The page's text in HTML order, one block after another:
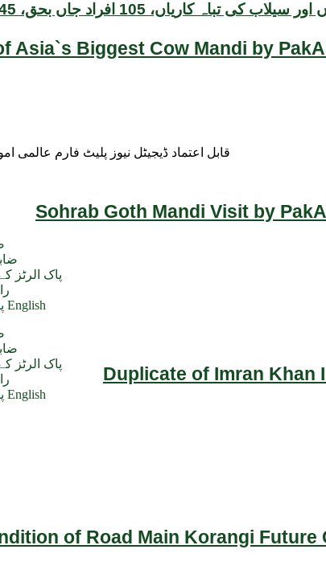
Asia`s Biggest Cow Mandi by
Sohrab Goth Mandi Visit by
Duplicate of Imran Khan
of Road Main Korangi
105 افراد جاں بحق، 145 گھر مکمل تباہ
قابل اعتماد ڈیجیٹل نیوز پلیٹ فارم
پاک الرٹز
پاک الرٹس English
پاک الرٹز
پاک الرٹس English